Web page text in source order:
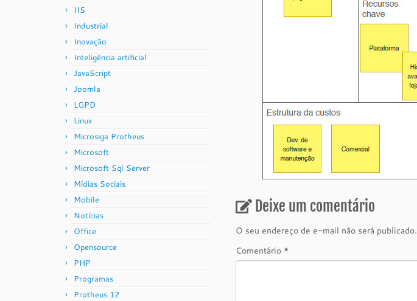
IIS
Industrial
Inovação
Inteligência artificial
JavaScript
Joomla
LGPD
Linux
Microsiga Protheus
Microsoft
Microsoft Sql Server
Mídias Sociais
Mobile
Notícias
Office
Opensource
PHP
Programas
Protheus 12
Deixe um comentário
O seu endereço de e-mail não será publicado.
Comentário *